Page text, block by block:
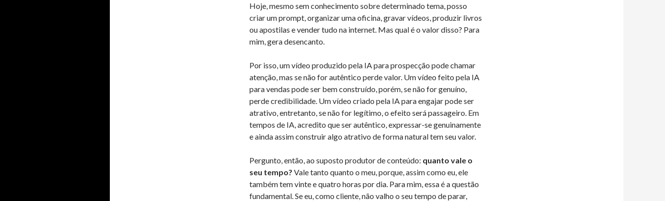
Hoje, mesmo sem conhecimento sobre determinado tema, posso
criar um prompt, organizar uma oficina, gravar vídeos, produzir livros
ou apostilas e vender tudo na internet. Mas qual é o valor disso? Para
mim, gera desencanto.
Por isso, um vídeo produzido pela IA para prospecção pode chamar
atenção, mas se não for autêntico perde valor. Um vídeo feito pela IA
para vendas pode ser bem construído, porém, se não for genuíno,
perde credibilidade. Um vídeo criado pela IA para engajar pode ser
atrativo, entretanto, se não for legítimo, o efeito será passageiro. Em
tempos de IA, acredito que ser autêntico, expressar-se genuinamente
e ainda assim construir algo atrativo de forma natural tem seu valor.
Pergunto, então, ao suposto produtor de conteúdo: quanto vale o
seu tempo? Vale tanto quanto o meu, porque, assim como eu, ele
também tem vinte e quatro horas por dia. Para mim, essa é a questão
fundamental. Se eu, como cliente, não valho o seu tempo de parar,